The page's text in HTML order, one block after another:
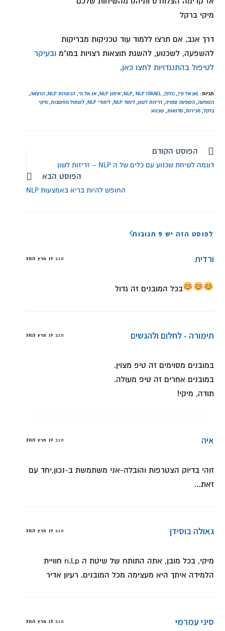
מיקי ברקל
דרך אגב, אם תרצו ללמוד עוד טכניקות מבריקות
להשפעה, לשכנוע, להשגת תוצאות רצויות במו"מ ובעיקר
לטיפול בהתנגדויות לחצו כאן.
תגיות: [אן אל פי], [נלפ],
NLP, NLP ISRAEL
,אימון NLP ,אנ.אל.פי,הכשרות NLP ,הרצאה,
השפעה,השפעה סמויה,זריזות לשון,לימוד NLP ,לימודי NLP ,לשתול מחשבות,מיקי
ברקל,מכירות,סדנאות, שכנוע
הפוסט הקודם
דוגמה לשיחת שכנוע עם כלים של ה NLP – זריזות לשון
הפוסט הבא
החופש להיות בריא באמצעות NLP
לפוסט הזה יש 9 תגובות
ורדית הגב 19 מרץ 2015
בכל המובנים זה גדול
תימורה - לחלום ולהגשים הגב 19 מרץ 2015
במובנים מסוימים זה טיפ מצוין.
במובנים אחרים זה טיפ מעולה.
תודה, מיקי!
איה הגב 19 מרץ 2015
זוהי בדיוק הצטרפות והובלה-אני משתמשת ב-נכון,יחד עם
זאת…
גאולה בוסידן הגב 19 מרץ 2015
מיקי, בכל מובן, אתה התותח של שיטת ה n.l.p חוויית
הלמידה איתך היא מעצימה מכל המובנים. רעיון אדיר
סיני עמרמי הגב 19 מרץ 2015